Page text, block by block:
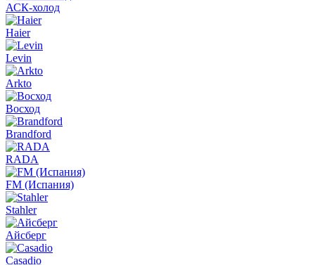
АСК-холод
Haier
Levin
Arkto
Восход
Brandford
RADA
FM (Испания)
Stahler
Айсберг
Casadio